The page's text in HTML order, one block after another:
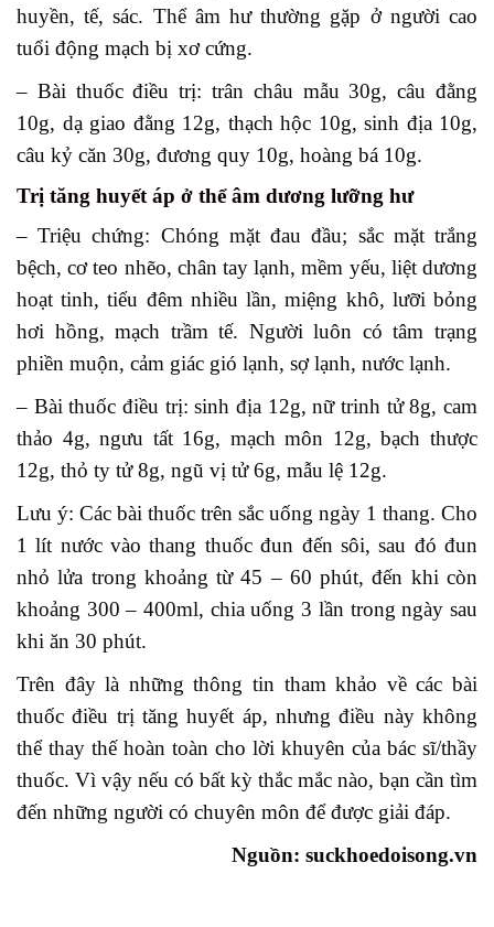
huyền, tế, sác. Thể âm hư thường gặp ở người cao
tuổi động mạch bị xơ cứng.
– Bài thuốc điều trị: trân châu mẫu 30g, câu đằng
10g, dạ giao đằng 12g, thạch hộc 10g, sinh địa 10g,
câu kỷ căn 30g, đương quy 10g, hoàng bá 10g.
Trị tăng huyết áp ở thể âm dương lưỡng hư
– Triệu chứng: Chóng mặt đau đầu; sắc mặt trắng
bệch, cơ teo nhẽo, chân tay lạnh, mềm yếu, liệt dương
hoạt tinh, tiểu đêm nhiều lần, miệng khô, lưỡi bỏng
hơi hồng, mạch trầm tế. Người luôn có tâm trạng
phiền muộn, cảm giác gió lạnh, sợ lạnh, nước lạnh.
– Bài thuốc điều trị: sinh địa 12g, nữ trinh tử 8g, cam
thảo 4g, ngưu tất 16g, mạch môn 12g, bạch thược
12g, thỏ ty tử 8g, ngũ vị tử 6g, mẫu lệ 12g.
Lưu ý: Các bài thuốc trên sắc uống ngày 1 thang. Cho
1 lít nước vào thang thuốc đun đến sôi, sau đó đun
nhỏ lửa trong khoảng từ 45 – 60 phút, đến khi còn
khoảng 300 – 400ml, chia uống 3 lần trong ngày sau
khi ăn 30 phút.
Trên đây là những thông tin tham khảo về các bài
thuốc điều trị tăng huyết áp, nhưng điều này không
thể thay thế hoàn toàn cho lời khuyên của bác sĩ/thầy
thuốc. Vì vậy nếu có bất kỳ thắc mắc nào, bạn cần tìm
đến những người có chuyên môn để được giải đáp.
Nguồn: suckhoedoisong.vn